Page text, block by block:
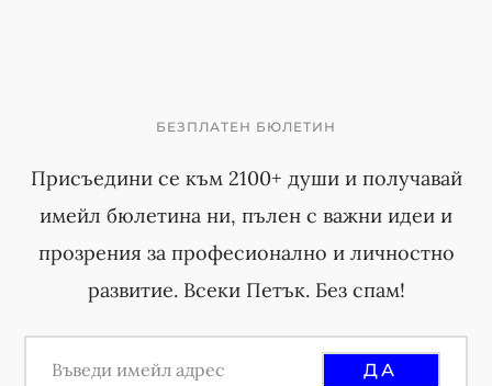
БЕЗПЛАТЕН БЮЛЕТИН
Присъедини се към 2100+ души и получавай
имейл бюлетина ни, пълен с важни идеи и
прозрения за професионално и личностно
развитие. Всеки Петък. Без спам!